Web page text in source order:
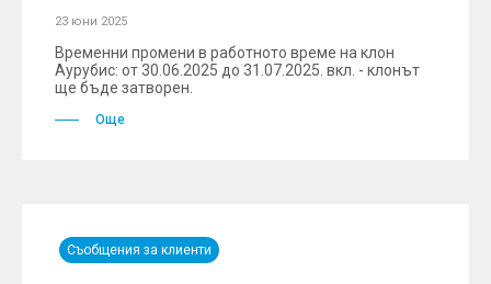
23 юни 2025
Временни промени в работното време на клон
Аурубис: от 30.06.2025 до 31.07.2025. вкл. - клонът
ще бъде затворен.
Още
Съобщения за клиенти